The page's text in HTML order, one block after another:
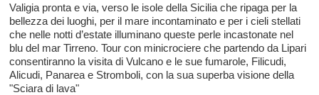
Valigia pronta e via, verso le isole della Sicilia che ripaga per la
bellezza dei luoghi, per il mare incontaminato e per i cieli stellati
che nelle notti d’estate illuminano queste perle incastonate nel
blu del mar Tirreno. Tour con minicrociere che partendo da Lipari
consentiranno la visita di Vulcano e le sue fumarole, Filicudi,
Alicudi, Panarea e Stromboli, con la sua superba visione della
"Sciara di lava"